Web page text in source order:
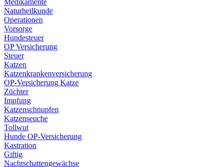
Medikamente
Naturheilkunde
Operationen
Vorsorge
Hundesteuer
OP Versicherung
Steuer
Katzen
Katzenkrankenversicherung
OP-Versicherung Katze
Züchter
Impfung
Katzenschnupfen
Katzenseuche
Tollwut
Hunde OP-Versicherung
Kastration
Giftig
Nachtschattengewächse